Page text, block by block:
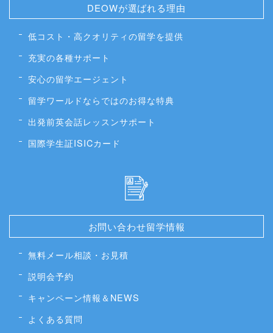
DEOWが選ばれる理由
低コスト・高クオリティの留学を提供
充実の各種サポート
安心の留学エージェント
留学ワールドならではのお得な特典
出発前英会話レッスンサポート
国際学生証ISICカード
お問い合わせ留学情報
無料メール相談・お見積
説明会予約
キャンペーン情報＆NEWS
よくある質問